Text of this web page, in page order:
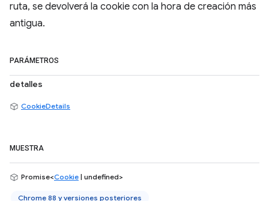
ruta, se devolverá la cookie con la hora de creación más
antigua.
PARÁMETROS
detalles
CookieDetails
MUESTRA
Promise<Cookie | undefined>
Chrome 88 y versiones posteriores